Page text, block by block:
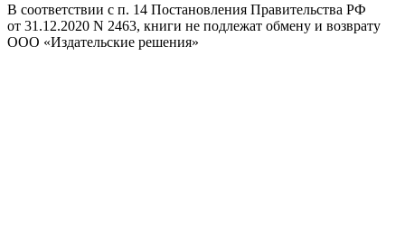
В соответствии с п. 14 Постановления Правительства РФ
от 31.12.2020 N 2463, книги не подлежат обмену и возврату
ООО «Издательские решения»